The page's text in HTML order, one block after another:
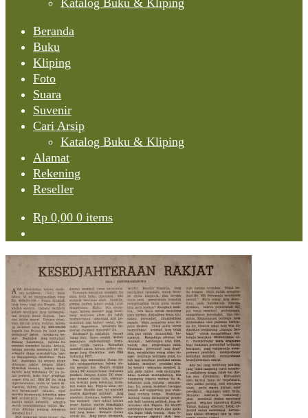
Katalog Buku & Kliping
Beranda
Buku
Kliping
Foto
Suara
Suvenir
Cari Arsip
Katalog Buku & Kliping
Alamat
Rekening
Reseller
Rp 0,00 0 items